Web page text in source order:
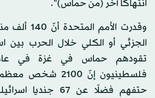
انتهاكا آخر (من حماس)".
وقدرت الأمم
الجزئي أو الكلي خلال الحرب بين
فلسطينيون إنّ 2100
حتفهم فضلًا عن 67